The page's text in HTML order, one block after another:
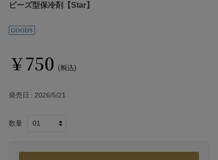
ビーズ型保冷剤【Star】
￥750 (税込)
発売日 2026/5/21
数量